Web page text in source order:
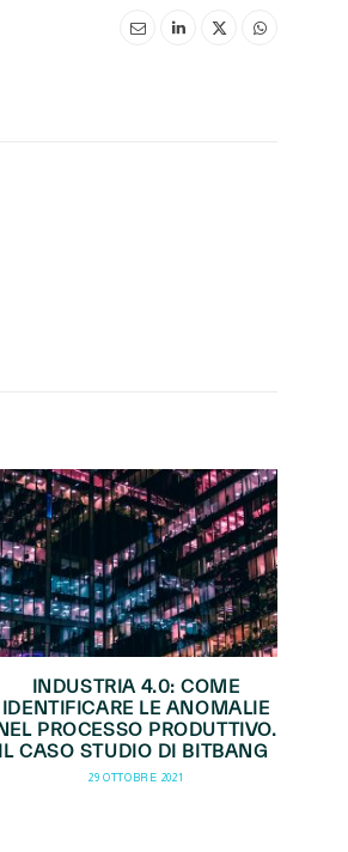
INDUSTRIA 4.0: COME
IDENTIFICARE LE ANOMALIE
PROCESSO PRODUTTIVO.
IL CASO STUDIO DI BITBANG
29 OTTOBRE 2021